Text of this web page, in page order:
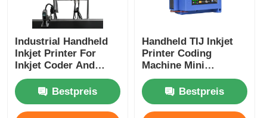
Industrial Handheld
Inkjet Printer For
Inkjet Coder And
Inkjet Marking
Bestpreis
Handheld TIJ Inkjet
Printer Coding
Machine Mini
Portable Inkjet Printer
Bestpreis